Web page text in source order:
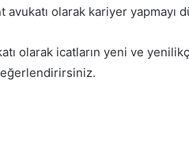
avukatı olarak kariyer yapmayı
olarak icatların yeni ve